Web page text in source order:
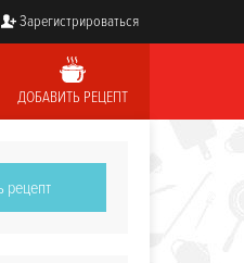
Зарегистрироваться
ДОБАВИТЬ РЕЦЕПТ
рецепт